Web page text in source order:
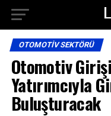
OTOMOTIV SEKTÖRÜ
Otomotiv
Yatırımcıyla
Buluşturacak